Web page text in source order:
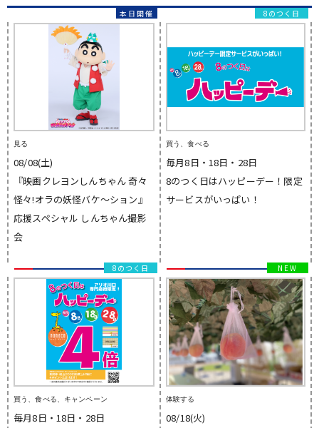
見る
08/08(土)
『映画クレヨンしんちゃん 奇々
怪々!オラの妖怪バケ〜ション』
応援スペシャル しんちゃん撮影
会
買う、食べる
毎月8日・18日・28日
8のつく日はハッピーデー！限定
サービスがいっぱい！
8のつく日
買う、食べる、キャンペーン
毎月8日・18日・28日
8のつく日
体験する
08/18(火)